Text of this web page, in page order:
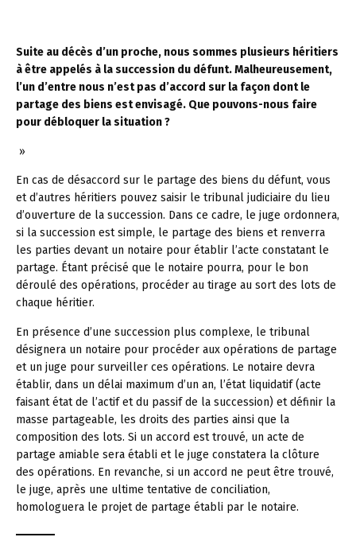
Suite au décès d’un proche, nous sommes plusieurs héritiers
à être appelés à la succession du défunt. Malheureusement,
l’un d’entre nous n’est pas d’accord sur la façon dont le
partage des biens est envisagé. Que pouvons-nous faire
pour débloquer la situation ?
»
En cas de désaccord sur le partage des biens du défunt, vous
et d’autres héritiers pouvez saisir le tribunal judiciaire du lieu
d’ouverture de la succession. Dans ce cadre, le juge ordonnera,
si la succession est simple, le partage des biens et renverra
les parties devant un notaire pour établir l’acte constatant le
partage. Étant précisé que le notaire pourra, pour le bon
déroulé des opérations, procéder au tirage au sort des lots de
chaque héritier.
En présence d’une succession plus complexe, le tribunal
désignera un notaire pour procéder aux opérations de partage
et un juge pour surveiller ces opérations. Le notaire devra
établir, dans un délai maximum d’un an, l’état liquidatif (acte
faisant état de l’actif et du passif de la succession) et définir la
masse partageable, les droits des parties ainsi que la
composition des lots. Si un accord est trouvé, un acte de
partage amiable sera établi et le juge constatera la clôture
des opérations. En revanche, si un accord ne peut être trouvé,
le juge, après une ultime tentative de conciliation,
homologuera le projet de partage établi par le notaire.